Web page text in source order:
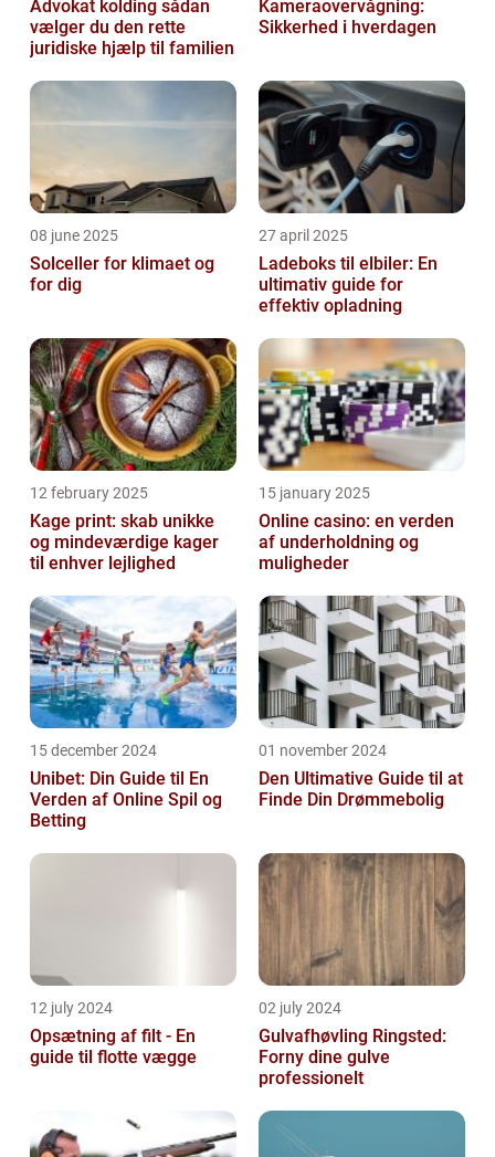
Advokat kolding sådan
vælger du den rette
juridiske hjælp til familien
Kameraovervågning:
Sikkerhed i hverdagen
08 june 2025
Solceller for klimaet og
for dig
27 april 2025
Ladeboks til elbiler: En
ultimativ guide for
effektiv opladning
12 february 2025
Kage print: skab unikke
og mindeværdige kager
til enhver lejlighed
15 january 2025
Online casino: en verden
af underholdning og
muligheder
15 december 2024
Unibet: Din Guide til En
Verden af Online Spil og
Betting
01 november 2024
Den Ultimative Guide til at
Finde Din Drømmebolig
12 july 2024
Opsætning af filt - En
guide til flotte vægge
02 july 2024
Gulvafhøvling Ringsted:
Forny dine gulve
professionelt